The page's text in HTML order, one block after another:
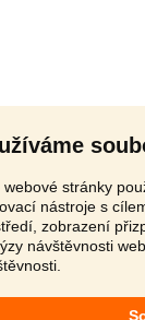
webové stránky
nástroje s
zobrazení
návštěvnosti